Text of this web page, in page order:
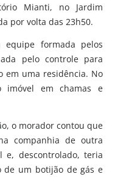
Mianti, no Jardim
por volta das 23h50.
equipe formada pelos
pelo controle para
em uma residência. No
imóvel em chamas e
o morador contou que
companhia de outra
e, descontrolado, teria
de um botijão de gás e